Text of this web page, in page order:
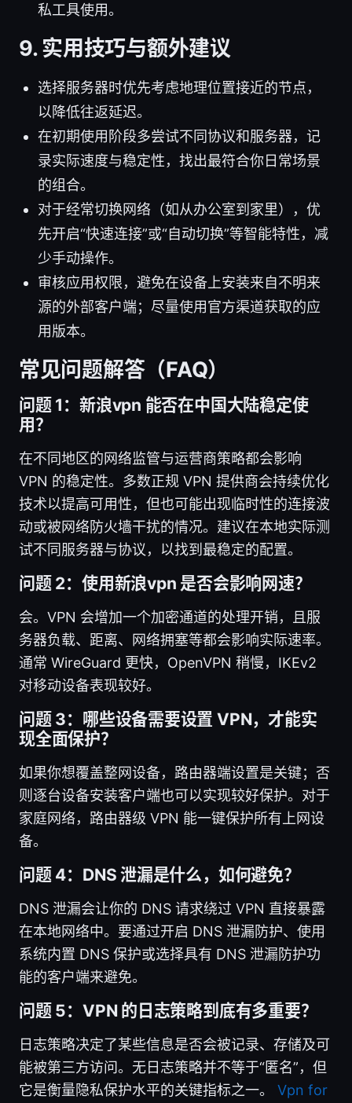
私工具使用。
9. 实用技巧与额外建议
选择服务器时优先考虑地理位置接近的节点，
以降低往返延迟。
在初期使用阶段多尝试不同协议和服务器，记
录实际速度与稳定性，找出最符合你日常场景
的组合。
对于经常切换网络（如从办公室到家里），优
先开启“快速连接”或“自动切换”等智能特性，减
少手动操作。
审核应用权限，避免在设备上安装来自不明来
源的外部客户端；尽量使用官方渠道获取的应
用版本。
常见问题解答（FAQ）
问题 1：新浪vpn 能否在中国大陆稳定使
用？
在不同地区的网络监管与运营商策略都会影响
VPN 的稳定性。多数正规 VPN 提供商会持续优化
技术以提高可用性，但也可能出现临时性的连接波
动或被网络防火墙干扰的情况。建议在本地实际测
试不同服务器与协议，以找到最稳定的配置。
问题 2：使用新浪vpn 是否会影响网速？
会。VPN 会增加一个加密通道的处理开销，且服
务器负载、距离、网络拥塞等都会影响实际速率。
通常 WireGuard 更快，OpenVPN 稍慢，IKEv2
对移动设备表现较好。
问题 3：哪些设备需要设置 VPN，才能实
现全面保护？
如果你想覆盖整网设备，路由器端设置是关键；否
则逐台设备安装客户端也可以实现较好保护。对于
家庭网络，路由器级 VPN 能一键保护所有上网设
备。
问题 4：DNS 泄漏是什么，如何避免？
DNS 泄漏会让你的 DNS 请求绕过 VPN 直接暴露
在本地网络中。要通过开启 DNS 泄漏防护、使用
系统内置 DNS 保护或选择具有 DNS 泄漏防护功
能的客户端来避免。
问题 5：VPN 的日志策略到底有多重要？
日志策略决定了某些信息是否会被记录、存储及可
能被第三方访问。无日志策略并不等于“匿名”，但
它是衡量隐私保护水平的关键指标之一。 Vpn for